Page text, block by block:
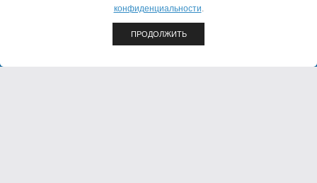
+7(8362) 23-23-07 +7(8362) 23-23-08
424028, Республика Марий Эл, г. Йошкар-Ола, ул.
конфиденциальности.
ПРОДОЛЖИТЬ